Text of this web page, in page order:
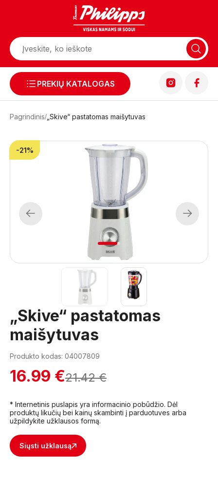
PREKIŲ KATALOGAS
Pagrindinis „Skive“ pastatomas maišytuvas
-21%
Previous Next
1 2
„Skive“ pastatomas
maišytuvas
Produkto kodas: 04007809
16.99 €21.42 €
* Internetinis puslapis yra informacinio pobūdžio. Dėl
produktų likučių bei kainų skambinti į parduotuves arba
užpildykite užklausos formą.
Siųsti užklausą